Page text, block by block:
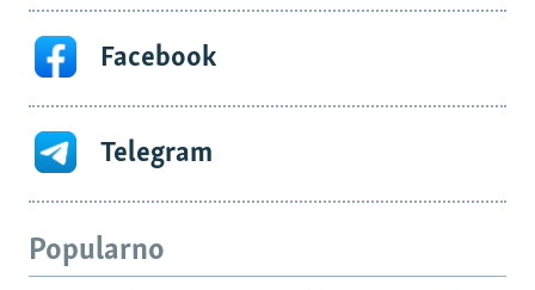
Facebook
Telegram
Popularno